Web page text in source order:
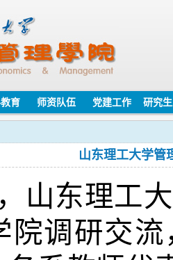
育 师资队伍 党建工作 研究
山东理工大学管
山东理工
院调研交流